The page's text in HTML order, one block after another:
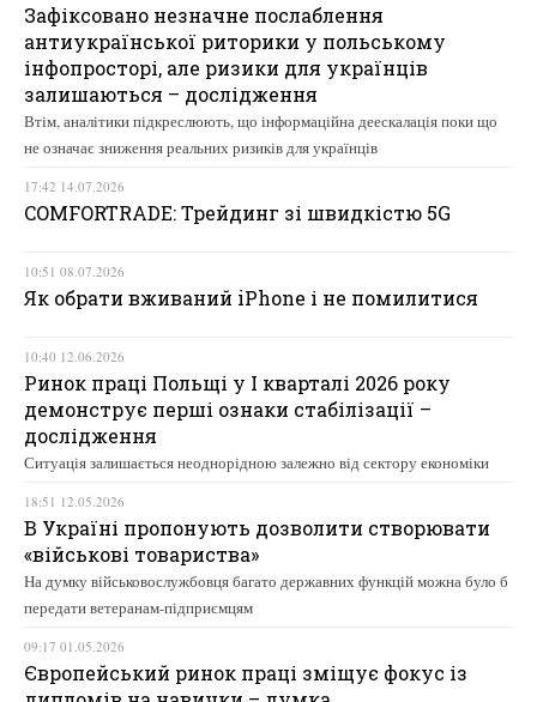
Зафіксовано незначне послаблення
антиукраїнської риторики у польському
інфопросторі, але ризики для українців
залишаються – дослідження
Втім, аналітики підкреслюють, що інформаційна деескалація поки що
не означає зниження реальних ризиків для українців
17:42 14.07.2026
COMFORTRADE: Трейдинг зі швидкістю 5G
10:51 08.07.2026
Як обрати вживаний iPhone і не помилитися
10:40 12.06.2026
Ринок праці Польщі у І кварталі 2026 року
демонструє перші ознаки стабілізації –
дослідження
Ситуація залишається неоднорідною залежно від сектору економіки
18:51 12.05.2026
В Україні пропонують дозволити створювати
«військові товариства»
На думку військовослужбовця багато державних функцій можна було б
передати ветеранам-підприємцям
09:17 01.05.2026
Європейський ринок праці зміщує фокус із